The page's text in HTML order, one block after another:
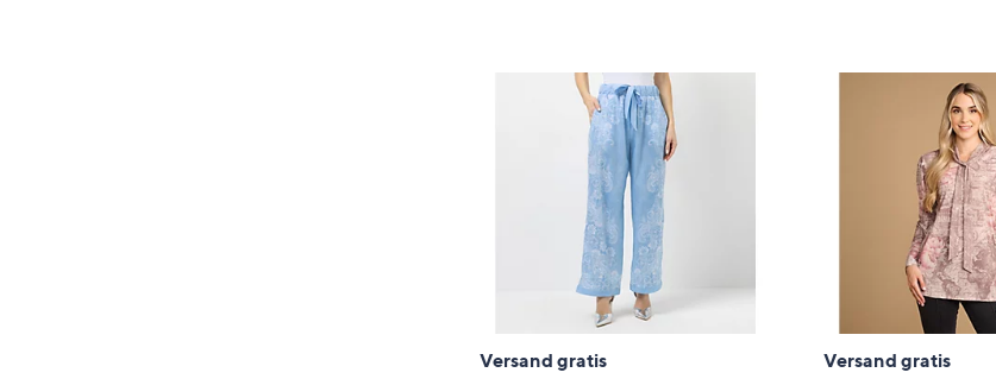
Versand gratis
Versand gratis